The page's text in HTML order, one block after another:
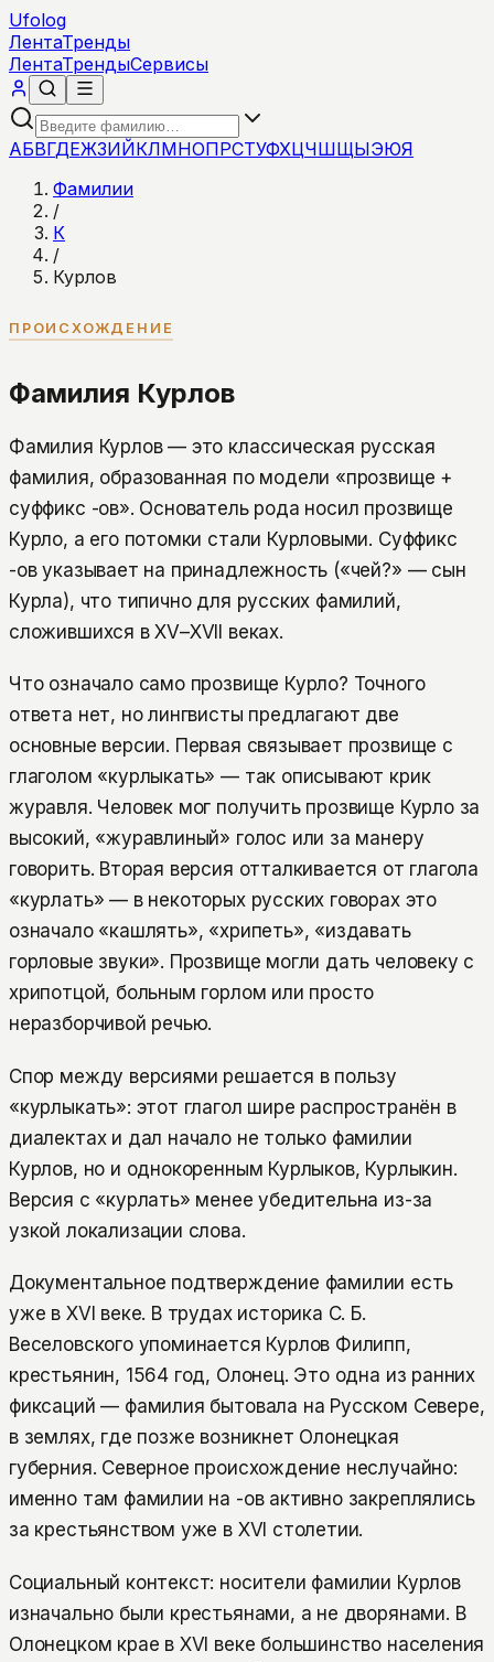
Ufolog
ЛентаТренды
ЛентаТрендыСервисы
АБВГДЕЖЗИЙКЛМНОПРСТУФХЦЧШЩЫЭЮЯ
Фамилии
/
К
/
Курлов
ПРОИСХОЖДЕНИЕ
Фамилия Курлов
Фамилия Курлов — это классическая русская
фамилия, образованная по модели «прозвище +
суффикс -ов». Основатель рода носил прозвище
Курло, а его потомки стали Курловыми. Суффикс
-ов указывает на принадлежность («чей?» — сын
Курла), что типично для русских фамилий,
сложившихся в XV–XVII веках.
Что означало само прозвище Курло? Точного
ответа нет, но лингвисты предлагают две
основные версии. Первая связывает прозвище с
глаголом «курлыкать» — так описывают крик
журавля. Человек мог получить прозвище Курло за
высокий, «журавлиный» голос или за манеру
говорить. Вторая версия отталкивается от глагола
«курлать» — в некоторых русских говорах это
означало «кашлять», «хрипеть», «издавать
горловые звуки». Прозвище могли дать человеку с
хрипотцой, больным горлом или просто
неразборчивой речью.
Спор между версиями решается в пользу
«курлыкать»: этот глагол шире распространён в
диалектах и дал начало не только фамилии
Курлов, но и однокоренным Курлыков, Курлыкин.
Версия с «курлать» менее убедительна из-за
узкой локализации слова.
Документальное подтверждение фамилии есть
уже в XVI веке. В трудах историка С. Б.
Веселовского упоминается Курлов Филипп,
крестьянин, 1564 год, Олонец. Это одна из ранних
фиксаций — фамилия бытовала на Русском Севере,
в землях, где позже возникнет Олонецкая
губерния. Северное происхождение неслучайно:
именно там фамилии на -ов активно закреплялись
за крестьянством уже в XVI столетии.
Социальный контекст: носители фамилии Курлов
изначально были крестьянами, а не дворянами. В
Олонецком крае в XVI веке большинство населения